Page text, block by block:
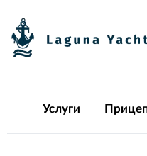
Услуги